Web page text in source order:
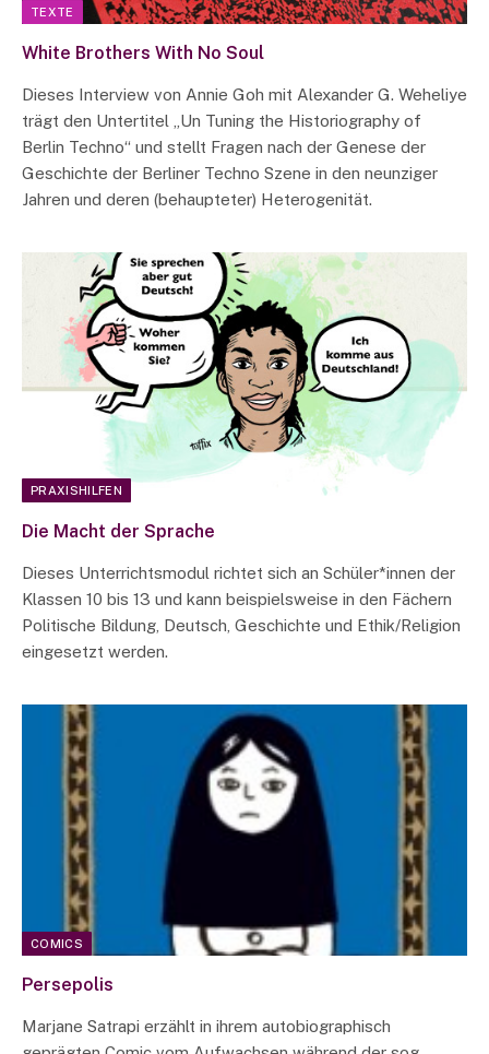
TEXTE
White Brothers With No Soul
Dieses Interview von Annie Goh mit Alexander G. Weheliye
trägt den Untertitel „Un Tuning the Historiography of
Berlin Techno“ und stellt Fragen nach der Genese der
Geschichte der Berliner Techno Szene in den neunziger
Jahren und deren (behaupteter) Heterogenität.
PRAXISHILFEN
Die Macht der Sprache
Dieses Unterrichtsmodul richtet sich an Schüler*innen der
Klassen 10 bis 13 und kann beispielsweise in den Fächern
Politische Bildung, Deutsch, Geschichte und Ethik/Religion
eingesetzt werden.
COMICS
Persepolis
Marjane Satrapi erzählt in ihrem autobiographisch